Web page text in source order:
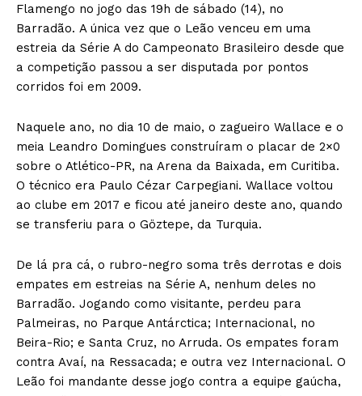
Flamengo no jogo das 19h de sábado (14), no
Barradão. A única vez que o Leão venceu em uma
estreia da Série A do Campeonato Brasileiro desde que
a competição passou a ser disputada por pontos
corridos foi em 2009.
Naquele ano, no dia 10 de maio, o zagueiro Wallace e o
meia Leandro Domingues construíram o placar de 2×0
sobre o Atlético-PR, na Arena da Baixada, em Curitiba.
O técnico era Paulo Cézar Carpegiani. Wallace voltou
ao clube em 2017 e ficou até janeiro deste ano, quando
se transferiu para o Göztepe, da Turquia.
De lá pra cá, o rubro-negro soma três derrotas e dois
empates em estreias na Série A, nenhum deles no
Barradão. Jogando como visitante, perdeu para
Palmeiras, no Parque Antárctica; Internacional, no
Beira-Rio; e Santa Cruz, no Arruda. Os empates foram
contra Avaí, na Ressacada; e outra vez Internacional. O
Leão foi mandante desse jogo contra a equipe gaúcha,